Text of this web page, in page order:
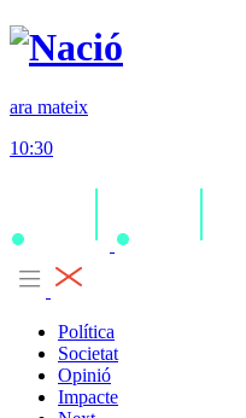
ara mateix
10:30
Política
Societat
Opinió
Impacte